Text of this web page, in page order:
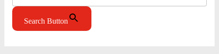
Search Button